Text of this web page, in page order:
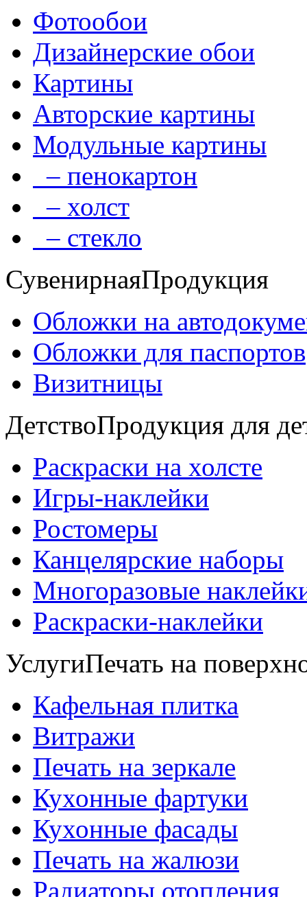
Фотообои
Дизайнерские обои
Картины
Авторские картины
Модульные картины
– пенокартон
– холст
– стекло
СувенирнаяПродукция
Обложки на
Обложки для паспортов
Визитницы
ДетствоПродукция для
Раскраски на холсте
Игры-наклейки
Ростомеры
Канцелярские наборы
Многоразовые
Раскраски-наклейки
УслугиПечать на
Кафельная плитка
Витражи
Печать на зеркале
Кухонные фартуки
Кухонные фасады
Печать на жалюзи
Радиаторы отопления